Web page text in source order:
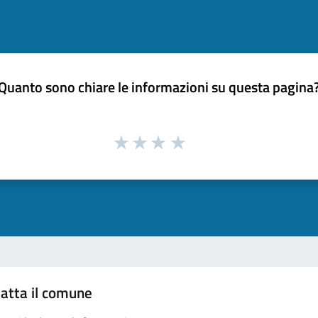
sono chiare le informazioni su questa
il comune